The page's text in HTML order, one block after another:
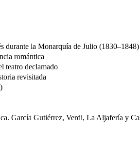
durante la Monarquía de Julio
romántica
teatro declamado
revisitada
García Gutiérrez, Verdi, La Aljafería y